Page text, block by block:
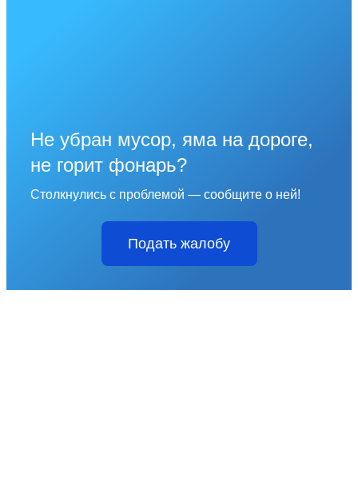
Не убран мусор, яма на дороге,
не горит фонарь?
Столкнулись с проблемой — сообщите о ней!
Подать жалобу